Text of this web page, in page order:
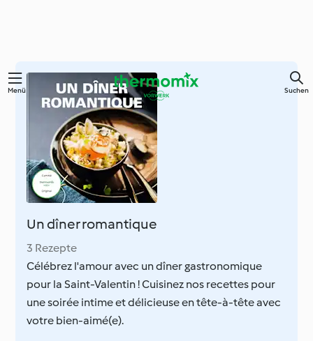
Springe
Menü Suchen
Un dîner romantique
3 Rezepte
Célébrez l'amour avec un dîner gastronomique
pour la Saint-Valentin ! Cuisinez nos recettes pour
une soirée intime et délicieuse en tête-à-tête avec
votre bien-aimé(e).